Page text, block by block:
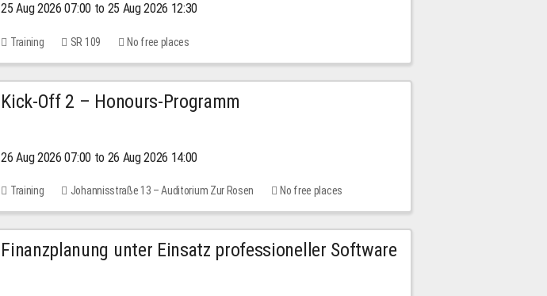
25 Aug 2026 07:00 to 25 Aug 2026 12:30
Training SR 109 No free places
Kick-Off 2 – Honours-Programm
26 Aug 2026 07:00 to 26 Aug 2026 14:00
Training Johannisstraße 13 – Auditorium Zur Rosen No free places
Finanzplanung unter Einsatz professioneller Software